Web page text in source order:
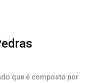
que é composto por